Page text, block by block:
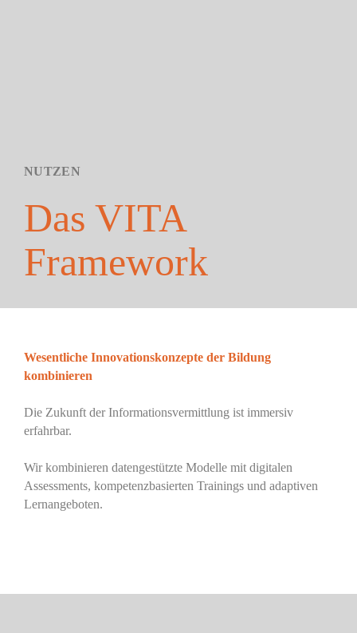
NUTZEN
Das VITA
Framework
Wesentliche ​Innovationskonzepte ​der Bildung
kombinieren
Die Zukunft der Informationsvermittlung ist immersiv
erfahrbar.
Wir kombinieren datengestützte Modelle mit digitalen
Assessments, kompetenzbasierten Trainings und adaptiven
Lernangeboten.